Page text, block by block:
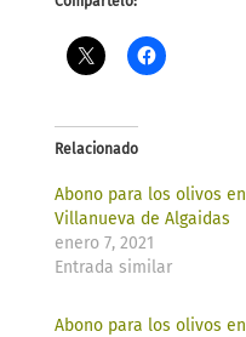
Relacionado
Abono para los olivos en
Villanueva de Algaidas
enero 7, 2021
Entrada similar
Abono para los olivos en